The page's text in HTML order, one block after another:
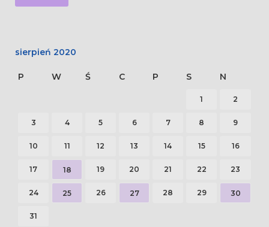
sierpień 2020
P W Ś C P S N
1 2
3 4 5 6 7 8 9
10 11 12 13 14 15 16
17 18 19 20 21 22 23
24 25 26 27 28 29 30
31